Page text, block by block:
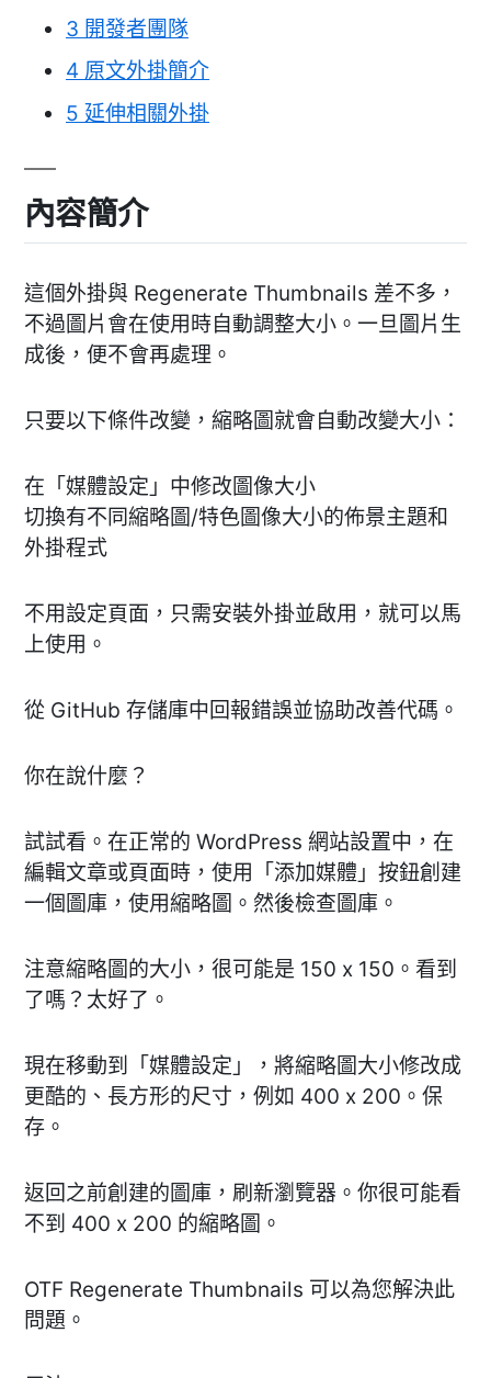
3 開發者團隊
4 原文外掛簡介
5 延伸相關外掛
內容簡介
這個外掛與 Regenerate Thumbnails 差不多，
不過圖片會在使用時自動調整大小。一旦圖片生
成後，便不會再處理。
只要以下條件改變，縮略圖就會自動改變大小：
在「媒體設定」中修改圖像大小
切換有不同縮略圖/特色圖像大小的佈景主題和
外掛程式
不用設定頁面，只需安裝外掛並啟用，就可以馬
上使用。
從 GitHub 存儲庫中回報錯誤並協助改善代碼。
你在說什麼？
試試看。在正常的 WordPress 網站設置中，在
編輯文章或頁面時，使用「添加媒體」按鈕創建
一個圖庫，使用縮略圖。然後檢查圖庫。
注意縮略圖的大小，很可能是 150 x 150。看到
了嗎？太好了。
現在移動到「媒體設定」，將縮略圖大小修改成
更酷的、長方形的尺寸，例如 400 x 200。保
存。
返回之前創建的圖庫，刷新瀏覽器。你很可能看
不到 400 x 200 的縮略圖。
OTF Regenerate Thumbnails 可以為您解決此
問題。